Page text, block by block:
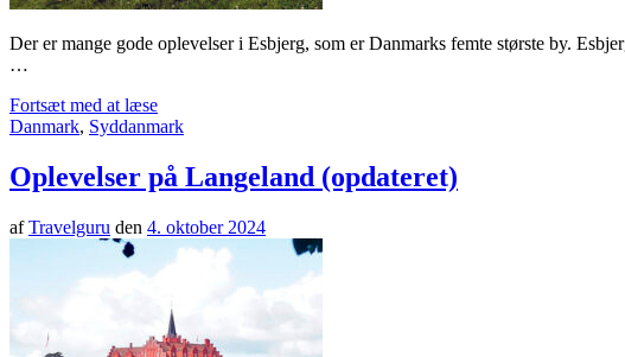
Der er mange gode oplevelser i Esbjerg, som er Danmarks femte største by.
…
Fortsæt med at læse
Danmark, Syddanmark
Oplevelser på Langeland (opdateret)
afTravelguru den 4. oktober 2024